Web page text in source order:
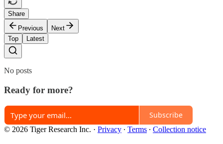
Share
Previous
Next
Top
Latest
No posts
Ready for more?
Subscribe
© 2026 Tiger Research Inc. · Privacy ∙ Terms ∙ Collection notice